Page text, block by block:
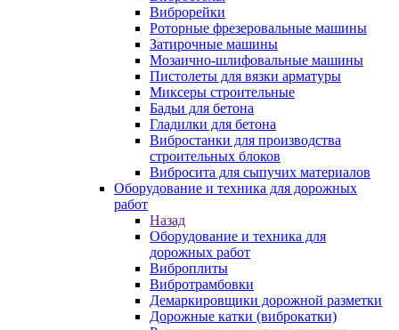
Виброрейки
Роторные фрезеровальные машины
Затирочные машины
Мозаично-шлифовальные машины
Пистолеты для вязки арматуры
Миксеры строительные
Бадьи для бетона
Гладилки для бетона
Вибростанки для производства
строительных блоков
Вибросита для сыпучих материалов
Оборудование и техника для дорожных
работ
Назад
Оборудование и техника для
дорожных работ
Виброплиты
Вибротрамбовки
Демаркировщики дорожной разметки
Дорожные катки (виброкатки)